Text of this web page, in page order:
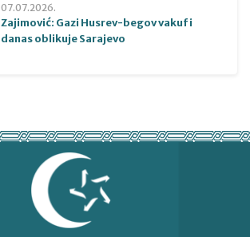
07.07.2026.
Zajimović: Gazi Husrev-begov vakuf i
danas oblikuje Sarajevo